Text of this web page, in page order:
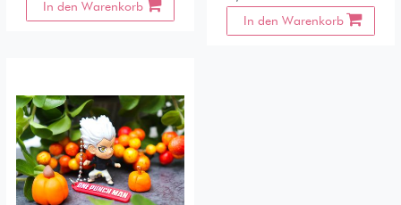
In den Warenkorb
In den Warenkorb